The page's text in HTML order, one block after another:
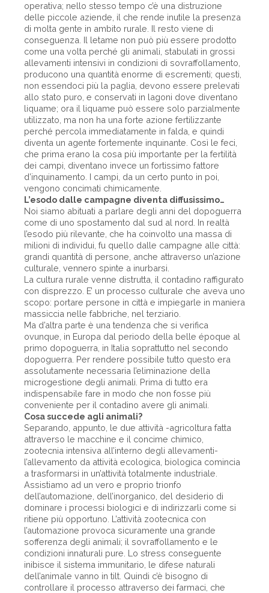
operativa; nello stesso tempo c’è una distruzione
delle piccole aziende, il che rende inutile la presenza
di molta gente in ambito rurale. Il resto viene di
conseguenza. Il letame non può più essere prodotto
come una volta perché gli animali, stabulati in grossi
allevamenti intensivi in condizioni di sovraffollamento,
producono una quantità enorme di escrementi; questi,
non essendoci più la paglia, devono essere prelevati
allo stato puro, e conservati in lagoni dove diventano
liquame; ora il liquame può essere solo parzialmente
utilizzato, ma non ha una forte azione fertilizzante
perché percola immediatamente in falda, e quindi
diventa un agente fortemente inquinante. Così le feci,
che prima erano la cosa più importante per la fertilità
dei campi, diventano invece un fortissimo fattore
d’inquinamento. I campi, da un certo punto in poi,
vengono concimati chimicamente.
L’esodo dalle campagne diventa diffusissimo…
Noi siamo abituati a parlare degli anni del dopoguerra
come di uno spostamento dal sud al nord. In realtà
l’esodo più rilevante, che ha coinvolto una massa di
milioni di individui, fu quello dalle campagne alle città:
grandi quantità di persone, anche attraverso un’azione
culturale, vennero spinte a inurbarsi.
La cultura rurale venne distrutta, il contadino raffigurato
con disprezzo. E’ un processo culturale che aveva uno
scopo: portare persone in città e impiegarle in maniera
massiccia nelle fabbriche, nel terziario.
Ma d’altra parte è una tendenza che si verifica
ovunque, in Europa dal periodo della belle époque al
primo dopoguerra, in Italia soprattutto nel secondo
dopoguerra. Per rendere possibile tutto questo era
assolutamente necessaria l’eliminazione della
microgestione degli animali. Prima di tutto era
indispensabile fare in modo che non fosse più
conveniente per il contadino avere gli animali.
Cosa succede agli animali?
Separando, appunto, le due attività -agricoltura fatta
attraverso le macchine e il concime chimico,
zootecnia intensiva all’interno degli allevamenti-
l’allevamento da attività ecologica, biologica comincia
a trasformarsi in un’attività totalmente industriale.
Assistiamo ad un vero e proprio trionfo
dell’automazione, dell’inorganico, del desiderio di
dominare i processi biologici e di indirizzarli come si
ritiene più opportuno. L’attività zootecnica con
l’automazione provoca sicuramente una grande
sofferenza degli animali; il sovraffollamento e le
condizioni innaturali pure. Lo stress conseguente
inibisce il sistema immunitario, le difese naturali
dell’animale vanno in tilt. Quindi c’è bisogno di
controllare il processo attraverso dei farmaci, che